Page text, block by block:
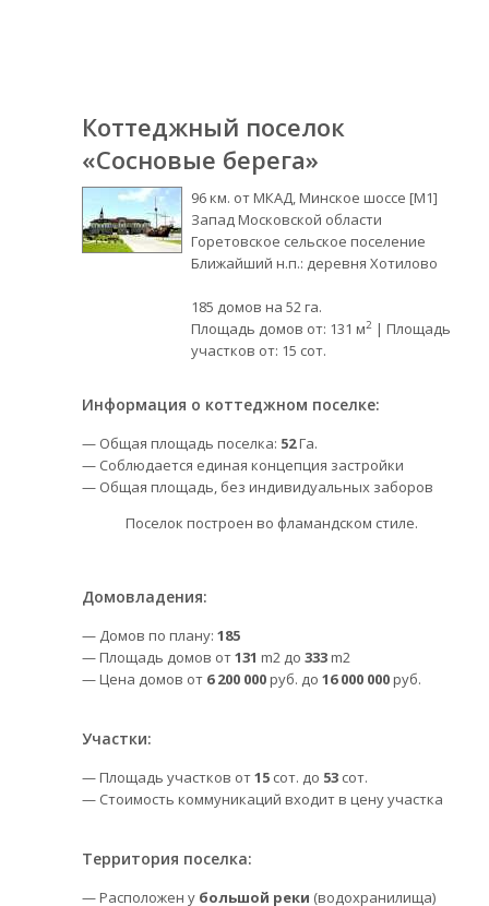
Коттеджный поселок
«Сосновые берега»
96 км. от МКАД, Минское шоссе [М1]
Запад Московской области
Горетовское сельское поселение
Ближайший н.п.: деревня Хотилово
185 домов на 52 га.
Площадь домов от: 131 м2 | Площадь
участков от: 15 сот.
Информация о коттеджном поселке:
— Общая площадь поселка: 52Га.
— Соблюдается единая концепция застройки
— Общая площадь, без индивидуальных заборов
Поселок построен во фламандском стиле.
Домовладения:
— Домов по плану: 185
— Площадь домов от131 m2 до 333m2
— Цена домов от 6 200 000руб. до 16 000 000руб.
Участки:
— Площадь участков от15 сот. до 53 сот.
— Стоимость коммуникаций входит в цену участка
Территория поселка:
— Расположен у большой реки (водохранилища)